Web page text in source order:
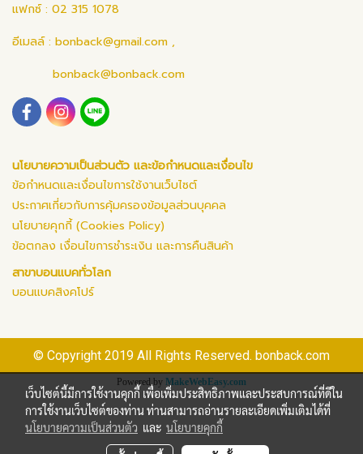
แฟกซ์ : 02 315 1078
อีเมลล์ : bonback@gmail.com ,
bonback@bonback.com
นโยบายความเป็นส่วนตัว และข้อกำหนดและเงื่อนไข
ข้อกำหนดและเงื่อนไขการใช้งานเว็บไซต์
ประกาศเกี่ยวกับการคุ้มครองข้อมูลส่วนบุคคล
นโยบายคุกกี้ (Cookies Policy)
ข้อตกลง เงื่อนไขการชำระเงิน และการคืนสินค้า
สาขาบอนแบคทั่วโลก
บอนแบคสิงคโปร์
© Copyright 2019 All Rights Reserved. bonback.com
Powered by MakeWebEasy.com
เว็บไซต์นี้มีการใช้งานคุกกี้ เพื่อเพิ่มประสิทธิภาพและประสบการณ์ที่ดีใน
การใช้งานเว็บไซต์ของท่าน ท่านสามารถอ่านรายละเอียดเพิ่มเติมได้ที่
นโยบายความเป็นส่วนตัว และ นโยบายคุกกี้